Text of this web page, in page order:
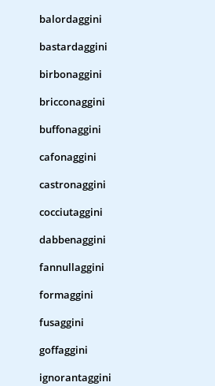
balordaggini
bastardaggini
birbonaggini
bricconaggini
buffonaggini
cafonaggini
castronaggini
cocciutaggini
dabbenaggini
fannullaggini
formaggini
fusaggini
goffaggini
ignorantaggini